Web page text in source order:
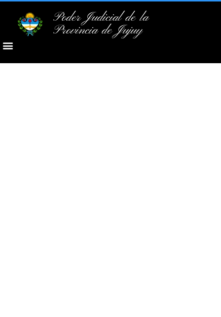
Poder Judicial de la
Provincia de Jujuy